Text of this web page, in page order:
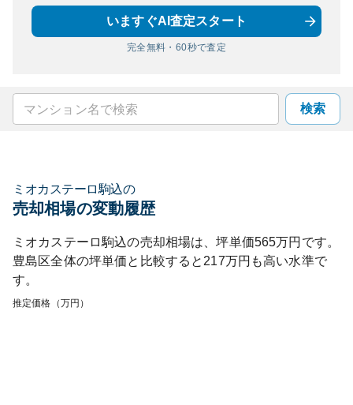
いますぐAI査定スタート
完全無料・60秒で査定
検索
ミオカステーロ駒込の
売却相場の変動履歴
ミオカステーロ駒込の売却相場は、坪単価565万円です。
豊島区全体の坪単価と比較すると 217万円も高い水準で
す。
推定価格（万円）